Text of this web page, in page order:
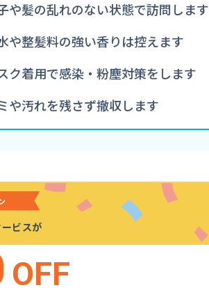
や髪の乱れのない状態で訪問します
や整髪料の強い香りは控えます
ク着用で感染・粉塵対策をします
や汚れを残さず撤収します
ビスが
OFF